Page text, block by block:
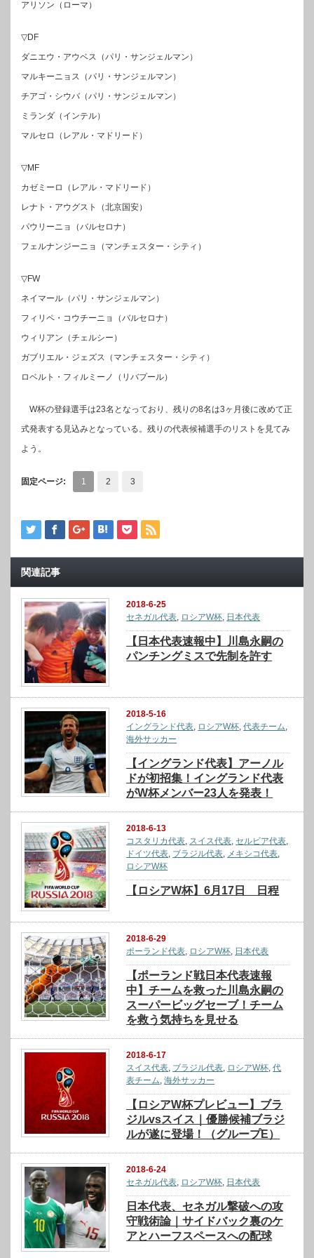
アリソン（ローマ）
▽DF
ダニエウ・アウベス（パリ・サンジェルマン）
マルキーニョス（パリ・サンジェルマン）
チアゴ・シウバ（パリ・サンジェルマン）
ミランダ（インテル）
マルセロ（レアル・マドリード）
▽MF
カゼミーロ（レアル・マドリード）
レナト・アウグスト（北京国安）
パウリーニョ（バルセロナ）
フェルナンジーニョ（マンチェスター・シティ）
▽FW
ネイマール（パリ・サンジェルマン）
フィリペ・コウチーニョ（バルセロナ）
ウィリアン（チェルシー）
ガブリエル・ジェズス（マンチェスター・シティ）
ロベルト・フィルミーノ（リバプール）
W杯の登録選手は23名となっており、残りの8名は3ヶ月後に改めて正
式発表する見込みとなっている。残りの代表候補選手のリストを見てみ
よう。
固定ページ: 1 2 3
関連記事
2018-6-25
セネガル代表 ロシアW杯 日本代表
【日本代表速報中】川島永嗣の
パンチングミスで先制を許す
2018-5-16
イングランド代表, ロシアW杯,代表チーム,
海外サッカー
【イングランド代表】アーノル
ドが初招集！イングランド代表
がW杯メンバー23人を発表！
2018-6-13
コスタリカ代表, スイス代表, セルビア代表,
ドイツ代表, ブラジル代表, メキシコ代表,
ロシアW杯
【ロシアW杯】6月17日 日程
2018-6-29
ポーランド代表 ロシアW杯 日本代表
【ポーランド戦日本代表速報
中】チームを救った川島永嗣の
スーパービッグセーブ！チーム
を救う気持ちを見せる
2018-6-17
スイス代表 ブラジル代表 ロシアW杯 ,代
表チーム ,海外サッカー
【ロシアW杯プレビュー】ブラ
ジルvsスイス｜優勝候補ブラジ
ルが遂に登場！（グループE）
2018-6-24
セネガル代表 ロシアW杯 日本代表
日本代表、セネガル撃破への攻
守戦術論｜サイドバック裏のケ
アとハーフスペースへの配球